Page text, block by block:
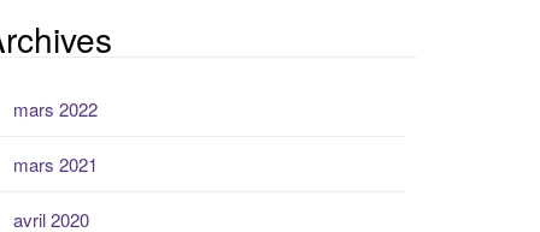
mars 2022
mars 2021
avril 2020